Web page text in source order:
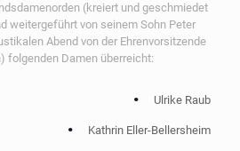
(kreiert und geschmiedet
weitergeführt von seinem Sohn Peter
Abend von der Ehrenvorsitzende
folgenden Damen überreicht:
Ulrike Raub
Kathrin Eller-Bellersheim